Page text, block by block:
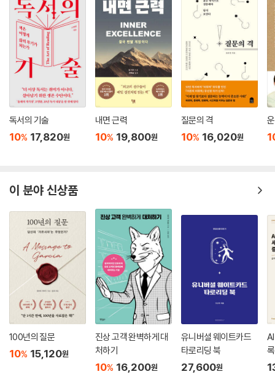
독서의 기술
10% 17,820원
내면 근력
10% 19,800원
질문의 격
10% 16,020원
이 분야 신상품
100년의 질문
10% 15,120원
진상 고객 완벽하게 대
처하기
10% 16,200원
유니버셜 웨이트카드
타로리딩 북
27,600원